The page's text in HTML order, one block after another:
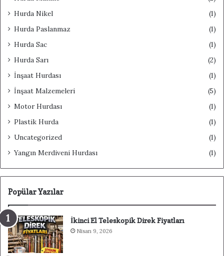
Hurda Nikel
(1)
Hurda Paslanmaz
(1)
Hurda Sac
(1)
Hurda Sarı
(2)
İnşaat Hurdası
(1)
İnşaat Malzemeleri
(5)
Motor Hurdası
(1)
Plastik Hurda
(1)
Uncategorized
(1)
Yangın Merdiveni Hurdası
(1)
Popülar Yazılar
İkinci El Teleskopik Direk Fiyatları
Nisan 9, 2026